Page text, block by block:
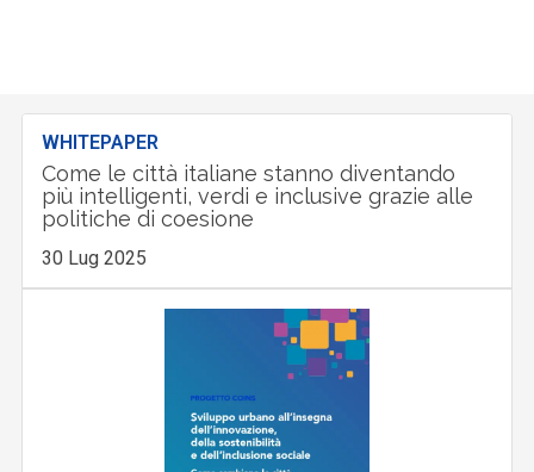
WHITEPAPER
Come le città italiane stanno diventando
più intelligenti, verdi e inclusive grazie alle
politiche di coesione
30 Lug 2025